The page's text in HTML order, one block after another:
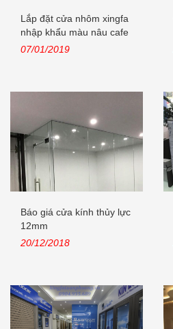
Lắp đặt cửa nhôm xingfa
nhập khẩu màu nâu cafe
tại...
07/01/2019
Báo giá cửa kính thủy lực
12mm
20/12/2018